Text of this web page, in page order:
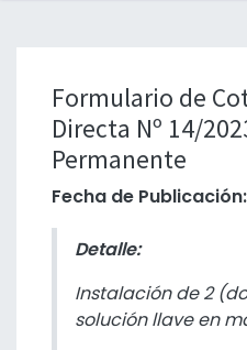
Formulario de
Directa Nº 14/
Permanente
Fecha de Publicación:
Detalle:
Instalación de 2
solución llave en